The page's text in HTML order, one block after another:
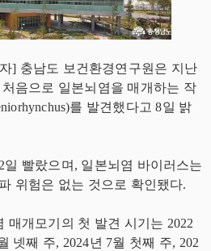
] 충남도 보건환경연구원은 지난
음으로 일본뇌염을 매개하는 작
를 발견했다고 8일 밝
빨랐으며, 일본뇌염 바이러스는
위험은 없는 것으로 확인됐다.
매개모기의 첫 발견 시기는 2022
넷째 주, 2024년 7월 첫째 주, 202